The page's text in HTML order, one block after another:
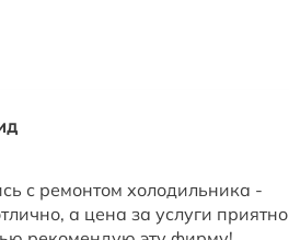
с ремонтом холодильника -
а цена за услуги приятно